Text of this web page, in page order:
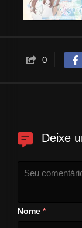
0
Deixe
Nome *